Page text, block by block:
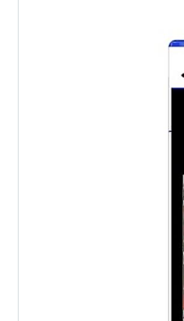
出版
メデ
:
この
メ